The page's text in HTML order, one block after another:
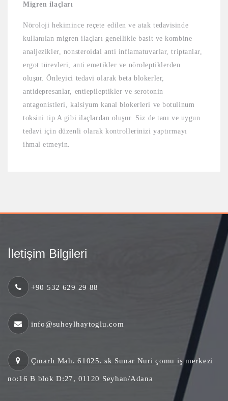
Migren ilaçları
Nöroloji hekimince reçete edilen ve atak tedavisinde
kullanılan migren ilaçları genellikle basit ve kombine
analjezikler, nonsteroidal anti inflamatuvarlar, triptanlar,
ergot türevleri, anti emetikler ve nöroleptiklerden
oluşur. Önleyici tedavi olarak beta blokerler,
antidepresanlar, entiepileptikler ve serotonin
antagonistleri, kalsiyum kanal blokerleri ve botulinum
toksini tip A gibi ilaçlardan oluşur. Siz de tanı ve uygun
tedavi için düzenli olarak kontrollerinizi yaptırmayı
ihmal etmeyin.
İletişim Bilgileri
+90 532 629 29 88
info@suheylhaytoglu.com
Çınarlı Mah. 61025. sk Sunar Nuri çomu iş merkezi
no:16 B blok D:27, 01120 Seyhan/Adana